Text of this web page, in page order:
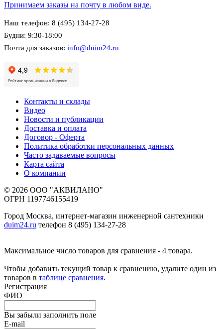
Принимаем заказы на почту в любом виде.
Наш телефон: 8 (495) 134-27-28
Будни: 9:30-18:00
Почта для заказов: info@duim24.ru
Контакты и склады
Видео
Новости и публикации
Доставка и оплата
Договор - Оферта
Политика обработки персональных данных
Часто задаваемые вопросы
Карта сайта
О компании
© 2026 ООО "АКВИЛАНО"
ОГРН 1197746155419
Город Москва, интернет-магазин инженерной сантехники
duim24.ru телефон 8 (495) 134-27-28
Максимальное число товаров для сравнения - 4 товара.
Чтобы добавить текущий товар к сравнению, удалите один из
товаров в таблице сравнения.
Регистрация
ФИО
Вы забыли заполнить поле
E-mail